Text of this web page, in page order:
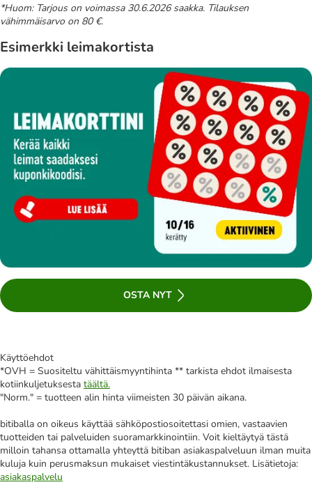
*Huom: Tarjous on voimassa 30.6.2026 saakka. Tilauksen
vähimmäisarvo on 80 €.
Esimerkki leimakortista
OSTA NYT
Käyttöehdot
*OVH = Suositeltu vähittäismyyntihinta ** tarkista ehdot ilmaisesta
kotiinkuljetuksesta täältä.
"Norm." = tuotteen alin hinta viimeisten 30 päivän aikana.
bitiballa on oikeus käyttää sähköpostiosoitettasi omien, vastaavien
tuotteiden tai palveluiden suoramarkkinointiin. Voit kieltäytyä tästä
milloin tahansa ottamalla yhteyttä bitiban asiakaspalveluun ilman muita
kuluja kuin perusmaksun mukaiset viestintäkustannukset. Lisätietoja:
asiakaspalvelu